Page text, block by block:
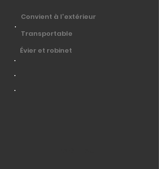
Convient à l'extérieur
Transportable
Évier et robinet